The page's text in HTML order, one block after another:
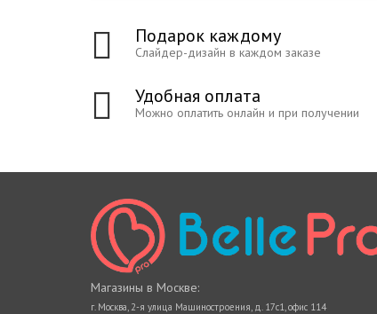
Подарок каждому
Слайдер-дизайн в каждом заказе
Удобная оплата
Можно оплатить онлайн и при получении
Магазины в Москве:
г. Москва, 2-я улица Машиностроения, д. 17с1, офис 114